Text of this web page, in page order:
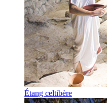
Étang celtibère